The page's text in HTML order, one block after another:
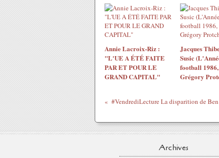
Annie Lacroix-Riz :
"L'UE A ÉTÉ FAITE
PAR ET POUR LE
GRAND CAPITAL"
Jacques
Susic
football
Grégory
Archives